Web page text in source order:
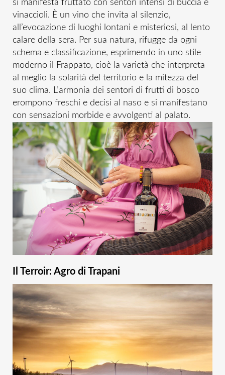
si manifesta fruttato con sentori intensi di buccia e
vinaccioli. È un vino che invita al silenzio,
all’evocazione di luoghi lontani e misteriosi, al lento
calare della sera. Per sua natura, rifugge da ogni
schema e classificazione, esprimendo in uno stile
moderno il Frappato, cioè la varietà che interpreta
al meglio la solarità del territorio e la mitezza del
suo clima. L’armonia dei sentori di frutti di bosco
erompono freschi e decisi al naso e si manifestano
con sensazioni morbide e avvolgenti al palato.
Il Terroir: Agro di Trapani